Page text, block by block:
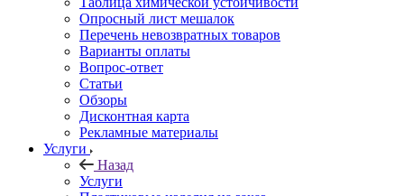
Опросный лист мешалок
Перечень невозвратных товаров
Варианты оплаты
Вопрос-ответ
Статьи
Обзоры
Дисконтная карта
Рекламные материалы
Услуги
Назад
Услуги